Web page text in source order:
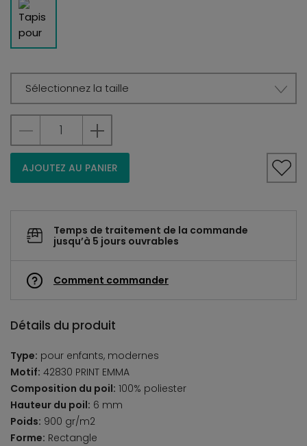
Sélectionnez la taille
AJOUTEZ AU PANIER
Temps de traitement de la commande
jusqu’à 5 jours ouvrables
Comment commander
Détails du produit
Type: pour enfants, modernes
Motif: 42830 PRINT EMMA
Composition du poil: 100% poliester
Hauteur du poil: 6 mm
Poids: 900 gr/m2
Forme: Rectangle